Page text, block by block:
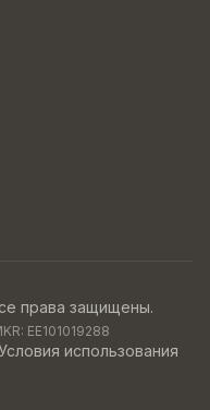
права защищены.
EE101019288
использования